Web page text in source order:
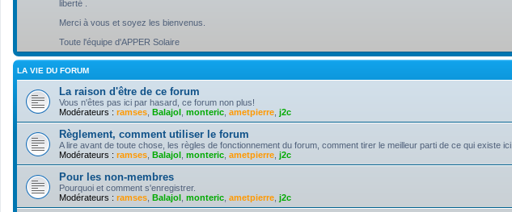
liberté .
Merci à vous et soyez les bienvenus.
Toute l'équipe d'APPER Solaire
LA VIE DU FORUM
La raison d'être de ce forum
Vous n'êtes pas ici par hasard, ce forum non plus!
Modérateurs : ramses Balajol monteric ametpierre j2c
Règlement, comment utiliser le forum
A lire avant de toute chose, les règles de fonctionnement du forum, comment tirer le meilleur parti de ce qui existe ici.
Modérateurs : ramses Balajol monteric ametpierre j2c
Pour les non-membres
Pourquoi et comment s'enregistrer.
Modérateurs : ramses Balajol monteric ametpierre j2c